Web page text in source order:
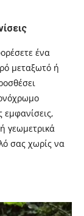
ένα
μεταξωτό ή
γεωμετρικά
σας χωρίς να